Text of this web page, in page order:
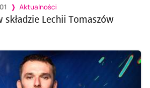
Aktualności
Lechii Tomaszów